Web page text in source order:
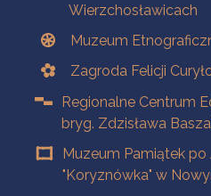
Wierzchosławicach
Muzeum
Zagroda Felicji
Regionalne Centrum
bryg. Zdzisława
Muzeum Pamiątek po
"Koryznówka" w